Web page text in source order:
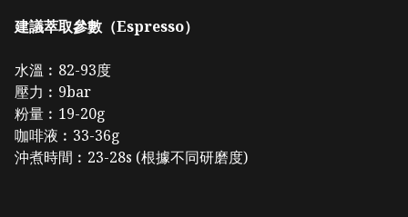
建議萃取參數（Espresso）
水溫︰82-93度
壓力︰9bar
粉量︰19-20g
咖啡液︰33-36g
沖煮時間︰23-28s (根據不同研磨度)